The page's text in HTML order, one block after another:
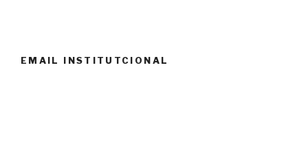
EMAIL INSTITUTCIONAL